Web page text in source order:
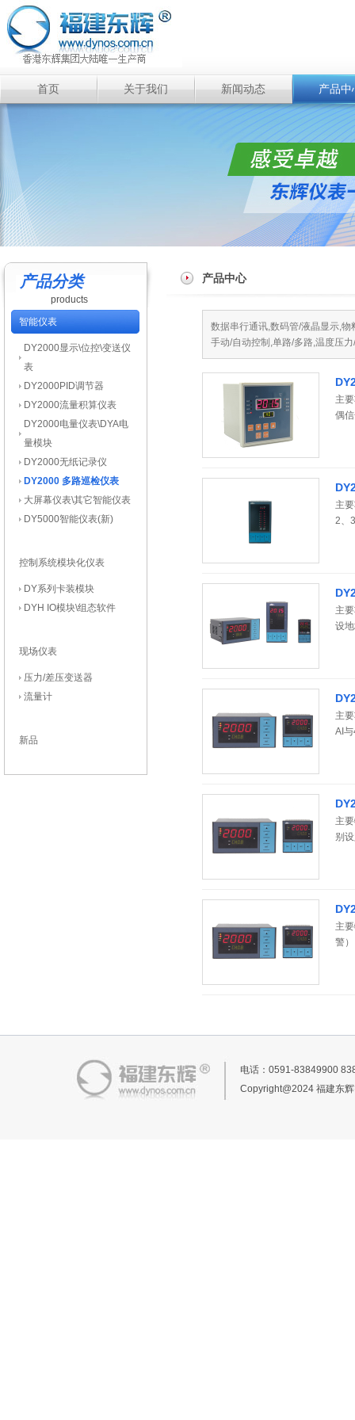
首页 关于我们 新闻动态 产品中
产品分类
products
智能仪表
DY2000显示\位控\变送仪
表
DY2000PID调节器
DY2000流量积算仪表
DY2000电量仪表\DYA电
量模块
DY2000无纸记录仪
DY2000 多路巡检仪表
大屏幕仪表\其它智能仪表
DY5000智能仪表(新)
控制系统模块化仪表
DY系列卡装模块
DYH IO模块\组态软件
现场仪表
压力/差压变送器
流量计
新品
产品中心
数据串行通讯,数码管/液晶显示,
手动/自动控制,单路/多路,温度压
主
偶
主
2、
主
设
主
AI
主
别
主
警
电话：0591-83849900
Copyright@2024 福建东